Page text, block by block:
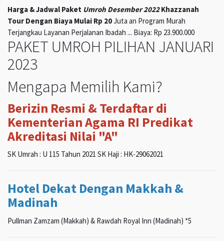
Harga & Jadwal Paket Umroh Desember 2022Khazzanah
Tour Dengan Biaya Mulai Rp 20Juta an Program Murah
Terjangkau Layanan Perjalanan Ibadah ... Biaya: Rp 23.900.000
PAKET UMROH PILIHAN JANUARI
2023
Mengapa Memilih Kami?
Berizin Resmi & Terdaftar di
Kementerian Agama RI Predikat
Akreditasi Nilai "A"
SK Umrah : U 115 Tahun 2021 SK Haji : HK-29062021
Hotel Dekat Dengan Makkah &
Madinah
Pullman Zamzam (Makkah) & Rawdah Royal Inn (Madinah) *5